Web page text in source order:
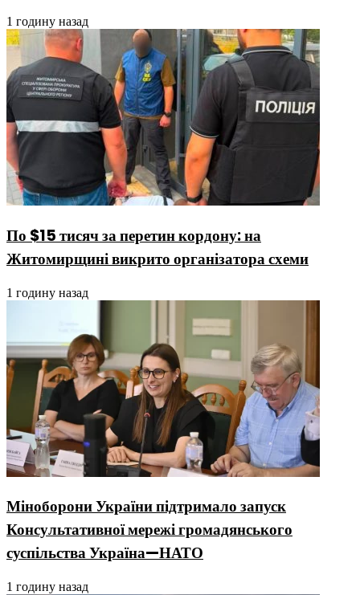
1 годину назад
По $15 тисяч за перетин кордону: на
Житомирщині викрито організатора схеми
1 годину назад
Міноборони України підтримало запуск
Консультативної мережі громадянського
суспільства Україна—НАТО
1 годину назад